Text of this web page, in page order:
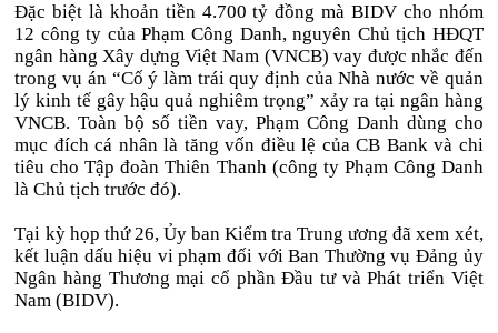
Đặc biệt là khoản tiền 4.700 tỷ đồng mà BIDV cho nhóm
12 công ty của Phạm Công Danh, nguyên Chủ tịch HĐQT
ngân hàng Xây dựng Việt Nam (VNCB) vay được nhắc đến
trong vụ án “Cố ý làm trái quy định của Nhà nước về quản
lý kinh tế gây hậu quả nghiêm trọng” xảy ra tại ngân hàng
VNCB. Toàn bộ số tiền vay, Phạm Công Danh dùng cho
mục đích cá nhân là tăng vốn điều lệ của CB Bank và chi
tiêu cho Tập đoàn Thiên Thanh (công ty Phạm Công Danh
là Chủ tịch trước đó).
Tại kỳ họp thứ 26, Ủy ban Kiểm tra Trung ương đã xem xét,
kết luận dấu hiệu vi phạm đối với Ban Thường vụ Đảng ủy
Ngân hàng Thương mại cổ phần Đầu tư và Phát triển Việt
Nam (BIDV).